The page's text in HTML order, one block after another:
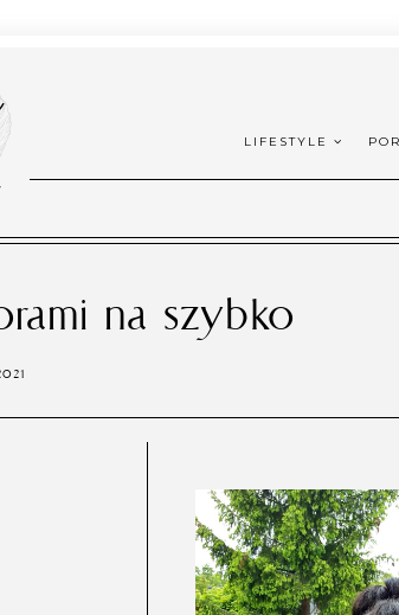
LIFESTYLE
na szybko